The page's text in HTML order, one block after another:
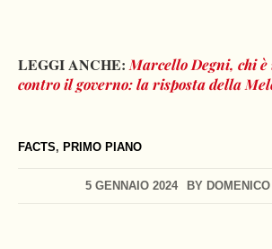
FACTS, PRIMO PIANO
5 GENNAIO 2024 BY
LEGGI ANCHE: Marcello Degni, chi
contro il governo: la risposta della